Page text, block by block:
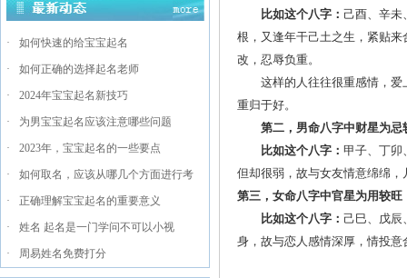
· 如何快速的给宝宝起名
· 如何正确的选择起名老师
· 2024年宝宝起名新技巧
· 为男宝宝起名应该注意哪些问题
· 2023年，宝宝起名的一些要点
· 如何取名，应该从哪几个方面进行考
· 正确理解宝宝起名的重要意义
· 姓名 起名是一门学问不可以小视
· 周易姓名免费打分
比如这个八字： 己酉、辛未
根，又逢年干己土之生，紧贴
改，忍辱负重。
这样的人往往很重感情，爱
重归于好。
第二，男命八字中财星为
比如这个八字： 甲子、丁卯
但却很弱，故与女友情意绵绵
第三，女命八字中官星为用较
比如这个八字： 己巳、戊辰
身，故与恋人感情深厚，情投意